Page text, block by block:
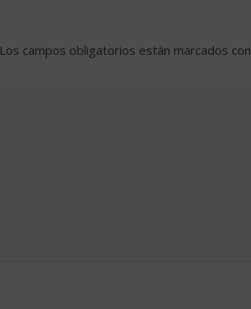
Los campos obligatorios están marcados con